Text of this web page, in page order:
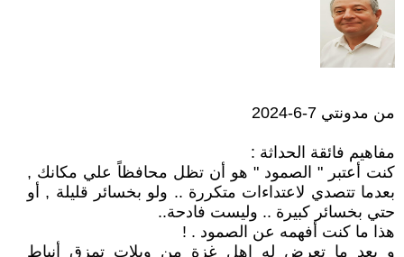
من مدونتي 7-6-2024
مفاهيم فائقة الحداثة :
كنت أعتبر " الصمود " هو أن تظل محافظاً علي مكانك ,
بعدما تتصدي لاعتداءات متكررة .. ولو بخسائر قليلة , أو
حتي بخسائر كبيرة .. وليست فادحة..
هذا ما كنت أفهمه عن الصمود . !
و بعد ما تعرض له اهل غزة من ويلات تمزق أنياط